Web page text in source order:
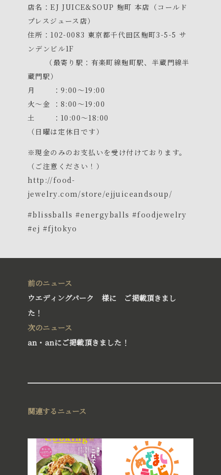
BLISS BALL®
AUSSIE CAKE
オージーケーキ
店名：EJ JUICE&SOUP 麹町 本店（コールド
プレスジュース店）
住所：102-0083 東京都千代田区麹町3-5-5 サ
ンデンビル1F
（最寄り駅：有楽町線麹町駅、半蔵門線半
蔵門駅）
月 ：9:00〜19:00
火〜金 ：8:00〜19:00
土 ：10:00〜18:00
（日曜は定休日です）
※現金のみのお支払いを受け付けております。
（ご注意ください！）
http://food-
jewelry.com/store/ejjuiceandsoup/
#blissballs #energyballs #foodjewelry
#ej #fjtokyo
前のニュース
ウエディングパーク 様に ご掲載頂きまし
た！
次のニュース
an・anにご掲載頂きました！
関連するニュース